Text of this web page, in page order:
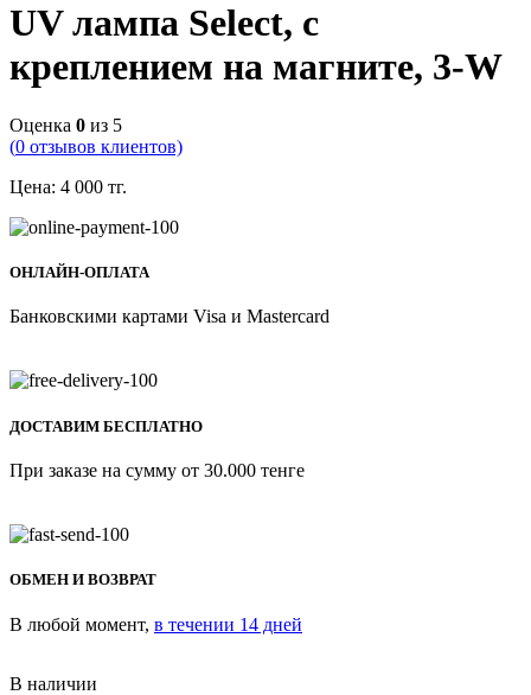
UV лампа Select, с
креплением на магните, 3-W
Оценка 0 из 5
(0 отзывов клиентов)
Цена: 4 000 тг.
ОНЛАЙН-ОПЛАТА
Банковскими картами Visa и Mastercard
ДОСТАВИМ БЕСПЛАТНО
При заказе на сумму от 30.000 тенге
ОБМЕН И ВОЗВРАТ
В любой момент, в течении 14 дней
В наличии